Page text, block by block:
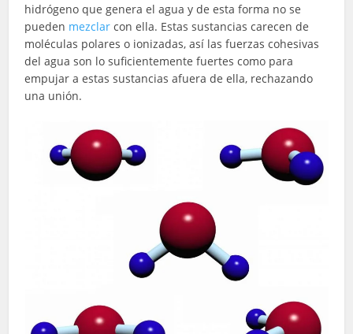
hidrógeno que genera el agua y de esta forma no se
pueden mezclarcon ella. Estas sustancias carecen de
moléculas polares o ionizadas, así las fuerzas cohesivas
del agua son lo suficientemente fuertes como para
empujar a estas sustancias afuera de ella, rechazando
una unión.